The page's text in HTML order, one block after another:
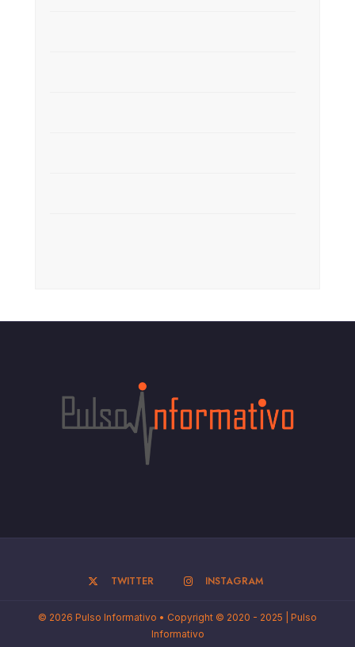
TWITTER INSTAGRAM
© 2026 Pulso Informativo • Copyright © 2020 - 2025 | Pulso
Informativo